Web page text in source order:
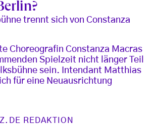
trennt sich von Constanza
Choreografin Constanza Macras
Spielzeit nicht länger Teil
sein. Intendant Matthias
für eine Neuausrichtung
REDAKTION